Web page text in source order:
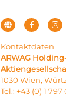
Kontaktdaten
ARWAG
1030 Wien,
Tel.: +43 (0) 1